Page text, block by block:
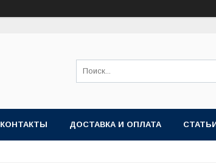
КОНТАКТЫ ДОСТАВКА И ОПЛАТА